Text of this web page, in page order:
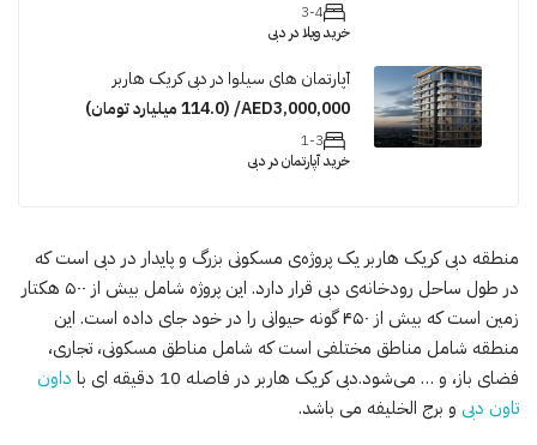
3-4
خرید ویلا در دبی
آپارتمان های سیلوا در دبی کریک هاربر
AED3,000,000/ (114.0 میلیارد تومان)
1-3
خرید آپارتمان در دبی
منطقه دبی کریک هاربر یک پروژه‌ی مسکونی بزرگ و پایدار در دبی است که
در طول ساحل رودخانه‌ی دبی قرار دارد. این پروژه شامل بیش از ۵۰۰ هکتار
زمین است که بیش از ۴۵۰ گونه حیوانی را در خود جای داده است. این
منطقه شامل مناطق مختلفی است که شامل مناطق مسکونی، تجاری،
فضای باز، و … می‌شود.دبی کریک هاربر در فاصله 10 دقیقه ای با
داون
تاون دبی و برج الخلیفه می باشد.